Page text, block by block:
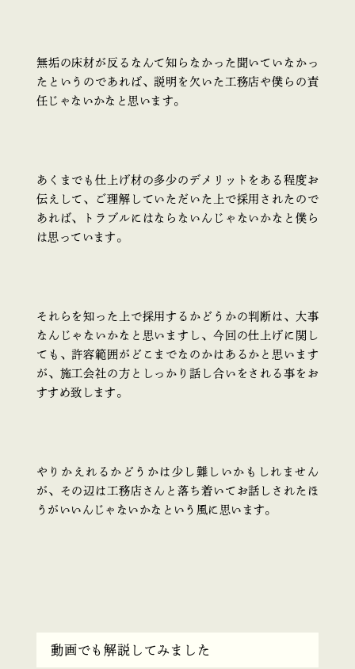
無垢の床材が反るなんて知らなかった聞いていなかっ
たというのであれば、説明を欠いた工務店や僕らの責
任じゃないかなと思います。
あくまでも仕上げ材の多少のデメリットをある程度お
伝えして、ご理解していただいた上で採用されたので
あれば、トラブルにはならないんじゃないかなと僕ら
は思っています。
それらを知った上で採用するかどうかの判断は、大事
なんじゃないかなと思いますし、今回の仕上げに関し
ても、許容範囲がどこまでなのかはあるかと思います
が、施工会社の方としっかり話し合いをされる事をお
すすめ致します。
やりかえれるかどうかは少し難しいかもしれません
が、その辺は工務店さんと落ち着いてお話しされたほ
うがいいんじゃないかなという風に思います。
動画でも解説してみました